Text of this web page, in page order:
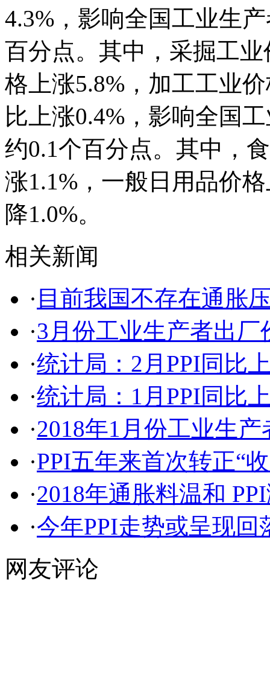
4.3%，影响全国工业生
百分点。其中，采掘工
格上涨5.8%，加工工业
比上涨0.4%，影响全国
约0.1个百分点。其中，
涨1.1%，一般日用品价
降1.0%。
相关新闻
· 目前我国不存在通胀
·3月份工业生产者出厂
·统计局：2月PPI同比
·统计局：1月PPI同比
·2018年1月份工业生
·PPI五年来首次转正“
·2018年通胀料温和
·今年PPI走势或呈现
网友评论